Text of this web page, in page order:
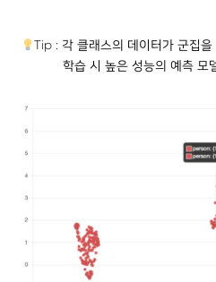
Tip : 각 클래스의 데이터가 군집
학습 시 높은 성능의 예측 모